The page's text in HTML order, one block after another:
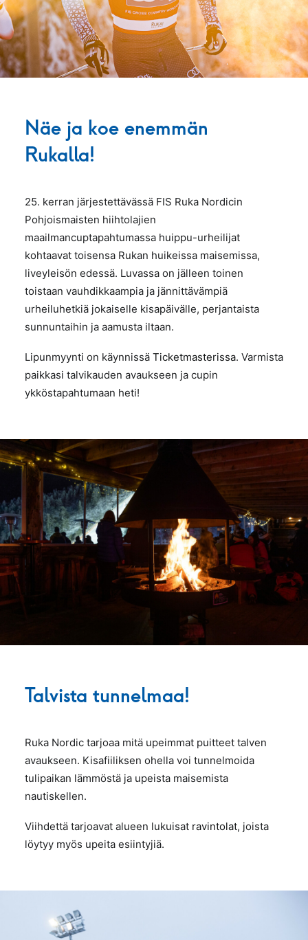
Näe ja koe enemmän
Rukalla!
25. kerran järjestettävässä FIS Ruka Nordicin
Pohjoismaisten hiihtolajien
maailmancuptapahtumassa huippu-urheilijat
kohtaavat toisensa Rukan huikeissa maisemissa,
liveyleisön edessä. Luvassa on jälleen toinen
toistaan vauhdikkaampia ja jännittävämpiä
urheiluhetkiä jokaiselle kisapäivälle, perjantaista
sunnuntaihin ja aamusta iltaan.
Lipunmyynti on käynnissä Ticketmasterissa. Varmista
paikkasi talvikauden avaukseen ja cupin
ykköstapahtumaan heti!
Talvista tunnelmaa!
Ruka Nordic tarjoaa mitä upeimmat puitteet talven
avaukseen. Kisafiiliksen ohella voi tunnelmoida
tulipaikan lämmöstä ja upeista maisemista
nautiskellen.
Viihdettä tarjoavat alueen lukuisat ravintolat, joista
löytyy myös upeita esiintyjiä.